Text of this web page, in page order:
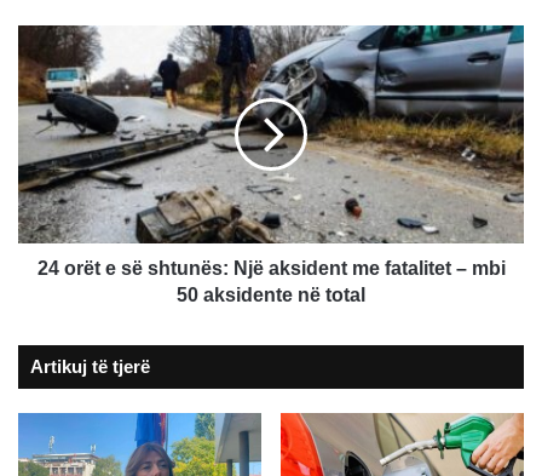
persona
orët
e
shtunës:
Një
aksident
me
fatalitet
aksidente
në
total
24 orët e së shtunës: Një aksident me fatalitet – mbi
50 aksidente në total
Artikuj të tjerë